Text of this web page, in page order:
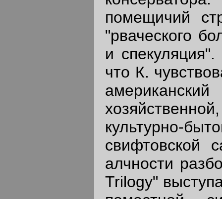
помещичий
"рваческого
и
что К.
культурно-
свифтовской
алчности
Trilogy"